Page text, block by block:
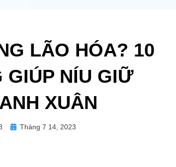
LÃO HÓA? 10
GIÚP NÍU GIỮ
XUÂN
Posted
Tháng 7 14, 2023